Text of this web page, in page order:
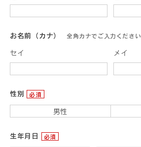
お名前（カナ） 全角カナでご入力ください
セイ メイ
性別 必須
男性
生年月日 必須